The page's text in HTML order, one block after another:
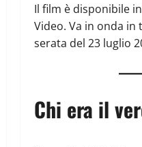
Il film è disponibile
Video. Va in onda in
serata del 23 luglio
Chi era il